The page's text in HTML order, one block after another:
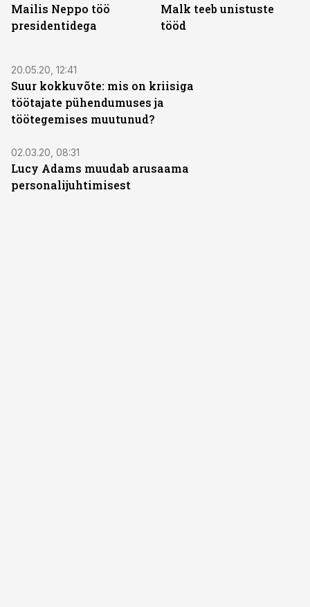
Mailis Neppo töö
presidentidega
Malk teeb unistuste
tööd
20.05.20, 12:41
Suur kokkuvõte: mis on kriisiga
töötajate pühendumuses ja
töötegemises muutunud?
02.03.20, 08:31
Lucy Adams muudab arusaama
personalijuhtimisest